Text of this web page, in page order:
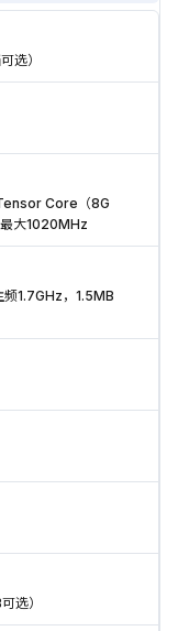
选）
Core（8G
大1020MHz
1.7GHz，1.5MB
选）